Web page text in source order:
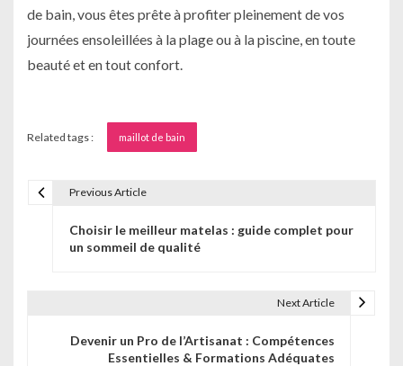
de bain, vous êtes prête à profiter pleinement de vos
journées ensoleillées à la plage ou à la piscine, en toute
beauté et en tout confort.
Related tags : maillot de bain
Previous Article
Choisir le meilleur matelas : guide complet pour
un sommeil de qualité
Next Article
Devenir un Pro de l’Artisanat : Compétences
Essentielles & Formations Adéquates